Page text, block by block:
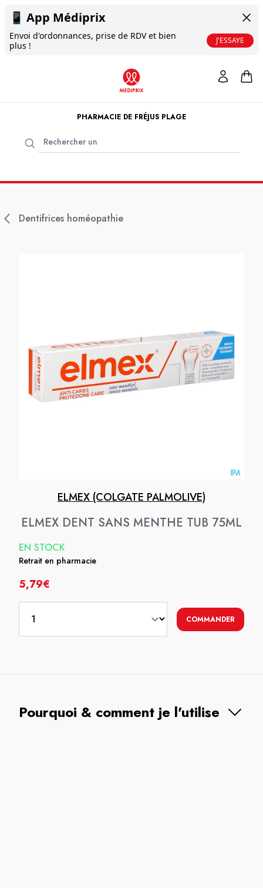
📱 App Médiprix
Envoi d'ordonnances, prise de RDV et bien
plus !
J'ESSAYE
PHARMACIE DE FRÉJUS PLAGE
Dentifrices homéopathie
ELMEX (COLGATE PALMOLIVE)
ELMEX DENT SANS MENTHE TUB 75ML
EN STOCK
Retrait en pharmacie
5,79€
COMMANDER
Pourquoi & comment je l'utilise